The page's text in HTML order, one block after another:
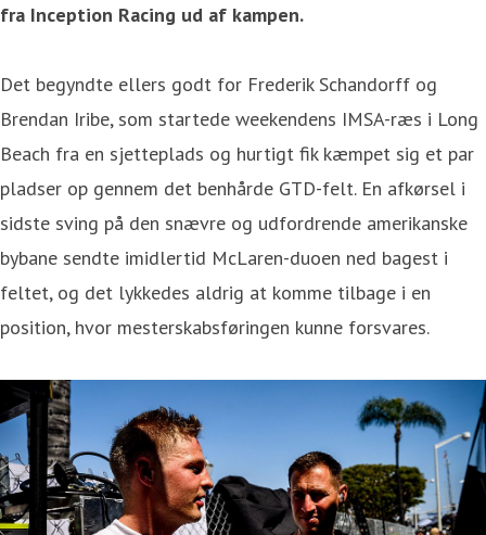
fra Inception Racing ud af kampen.
Det begyndte ellers godt for Frederik Schandorff og
Brendan Iribe, som startede weekendens IMSA-ræs i Long
Beach fra en sjetteplads og hurtigt fik kæmpet sig et par
pladser op gennem det benhårde GTD-felt. En afkørsel i
sidste sving på den snævre og udfordrende amerikanske
bybane sendte imidlertid McLaren-duoen ned bagest i
feltet, og det lykkedes aldrig at komme tilbage i en
position, hvor mesterskabsføringen kunne forsvares.